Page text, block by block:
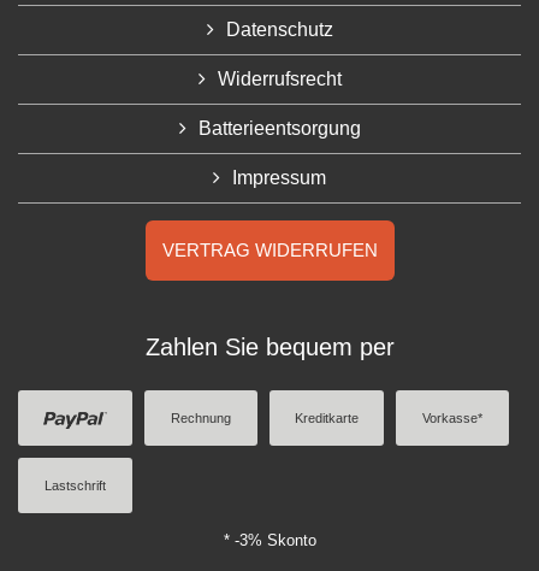
Datenschutz
Widerrufsrecht
Batterieentsorgung
Impressum
VERTRAG WIDERRUFEN
Zahlen Sie bequem per
Rechnung Kreditkarte Vorkasse*
Lastschrift
* -3% Skonto